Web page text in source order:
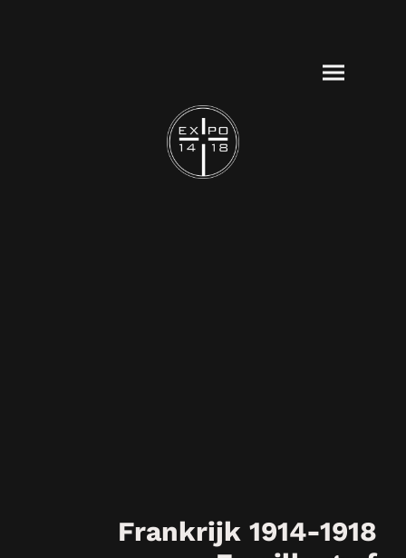
Frankrijk 1914-1918